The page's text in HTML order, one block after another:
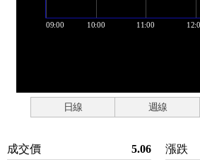
日線 週線
成交價 5.06 漲跌